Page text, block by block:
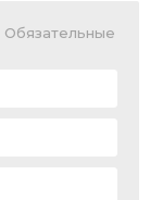
Обязательные